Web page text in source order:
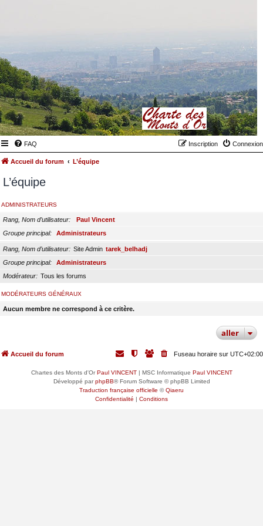
FAQ Connexion
Inscription
Accueil du forum L’équipe
L’équipe
ADMINISTRATEURS
Rang, Nom d’utilisateur
Paul Vincent
Groupe principal
Administrateurs
Rang, Nom d’utilisateur Site Admin tarek_belhadj
Groupe principal
Administrateurs
Modérateur
Tous les forums
MODÉRATEURS GÉNÉRAUX
Aucun membre ne correspond à ce critère.
aller
Accueil du forum Fuseau horaire sur UTC+02:00
Chartes des Monts d'OrPaul VINCENT| MSC Informatique Paul VINCENT
Développé parphpBB® Forum Software © phpBB Limited
Traduction française officielle ©Qiaeru
Confidentialité | Conditions